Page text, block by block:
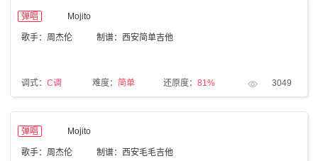
弹唱 Mojito
歌手：周杰伦 制谱：西安简单吉他
调式： C调 难度： 简单 还原度： 81% 3049
弹唱 Mojito
歌手：周杰伦 制谱：西安毛毛吉他